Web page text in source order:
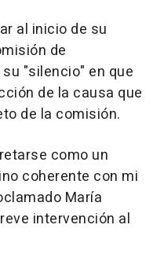
al inicio de su
de
"silencio" en que
de la causa que
de la comisión.
como un
coherente con mi
María
intervención al